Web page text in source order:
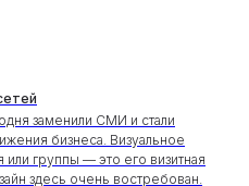
заменили СМИ и стали
бизнеса. Визуальное
группы — это его визитная
здесь очень востребован.